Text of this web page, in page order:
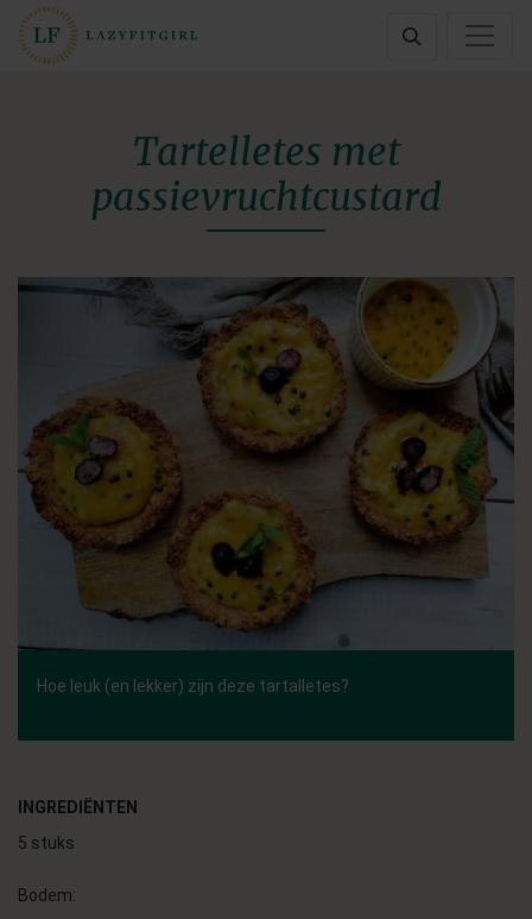
Tartelletes met
passievruchtcustard
Hoe leuk (en lekker) zijn deze tartalletes?
INGREDIËNTEN
5 stuks
Bodem: